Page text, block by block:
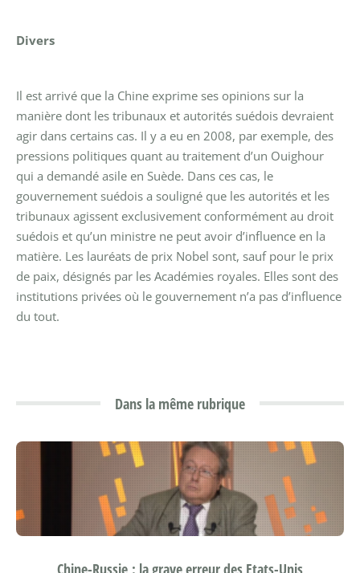
Divers
Il est arrivé que la Chine exprime ses opinions sur la
manière dont les tribunaux et autorités suédois devraient
agir dans certains cas. Il y a eu en 2008, par exemple, des
pressions politiques quant au traitement d’un Ouighour
qui a demandé asile en Suède. Dans ces cas, le
gouvernement suédois a souligné que les autorités et les
tribunaux agissent exclusivement conformément au droit
suédois et qu’un ministre ne peut avoir d’influence en la
matière. Les lauréats de prix Nobel sont, sauf pour le prix
de paix, désignés par les Académies royales. Elles sont des
institutions privées où le gouvernement n’a pas d’influence
du tout.
Dans la même rubrique
Chine-Russie : la grave erreur des Etats-Unis